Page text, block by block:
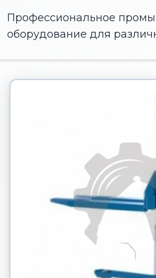
Профессиональное
оборудование для